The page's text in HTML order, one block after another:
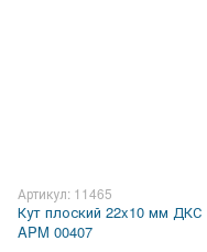
Артикул: 11465
Кут плоский 22x10 мм ДКС
APM 00407